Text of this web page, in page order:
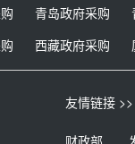
青岛政府采购
西藏政府采购
友情链接 >>
财政部